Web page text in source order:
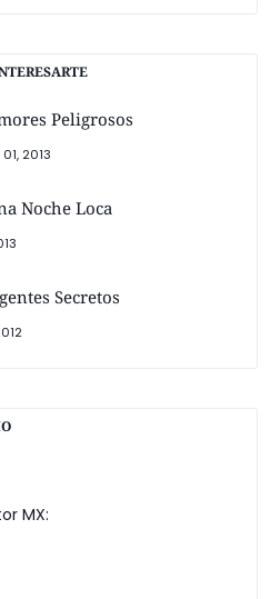
Peligrosos
2013
Noche Loca
Secretos
MX: